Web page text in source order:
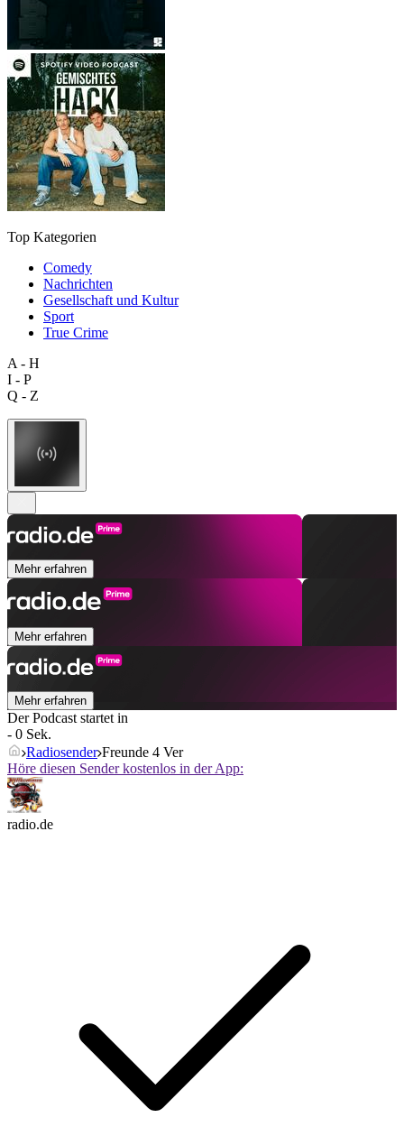
Top Kategorien
Comedy
Nachrichten
Gesellschaft und Kultur
Sport
True Crime
A - H
I - P
Q - Z
Mehr erfahren
Mehr erfahren
Mehr erfahren
Der Podcast startet in
- 0 Sek.
Radiosender Freunde 4 Ver
Höre diesen Sender kostenlos in der App:
radio.de